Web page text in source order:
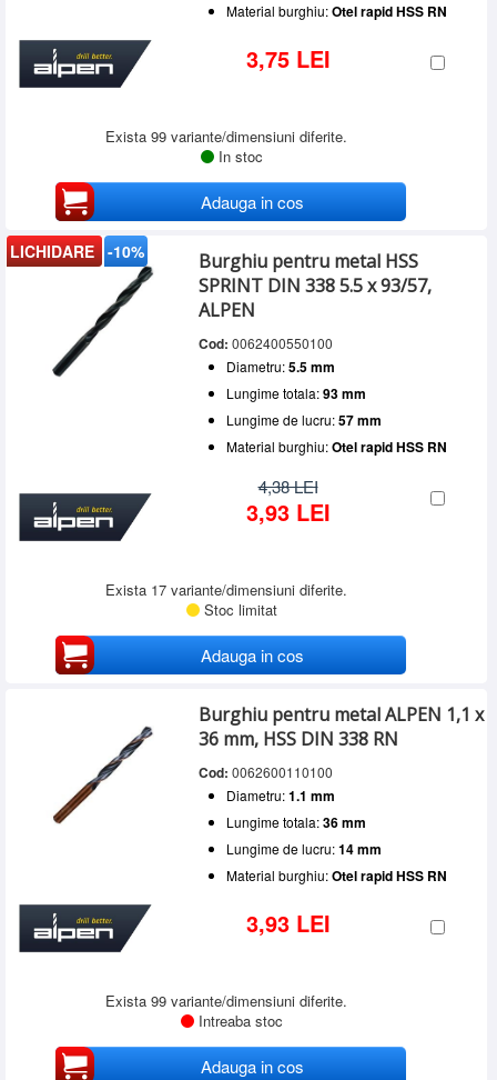
Material burghiu:Otel rapid HSS RN
3,75 LEI
Exista 99 variante/dimensiuni diferite.
In stoc
Adauga in cos
LICHIDARE -10%
Burghiu pentru metal HSS
SPRINT DIN 338 5.5 x 93/57,
ALPEN
Cod: 0062400550100
Diametru:5.5 mm
Lungime totala:93 mm
Lungime de lucru:57 mm
Material burghiu:Otel rapid HSS RN
4,38 LEI
3,93 LEI
Exista 17 variante/dimensiuni diferite.
Stoc limitat
Adauga in cos
Burghiu pentru metal ALPEN 1,1 x
36 mm, HSS DIN 338 RN
Cod: 0062600110100
Diametru:1.1 mm
Lungime totala:36 mm
Lungime de lucru:14 mm
Material burghiu:Otel rapid HSS RN
3,93 LEI
Exista 99 variante/dimensiuni diferite.
Intreaba stoc
Adauga in cos